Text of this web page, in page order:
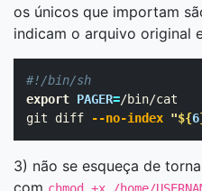
os únicos que importam
indicam o arquivo original
#!/bin/sh
export PAGER=/bin/cat
git diff
--no-index "${6
3) não se esqueça de
com